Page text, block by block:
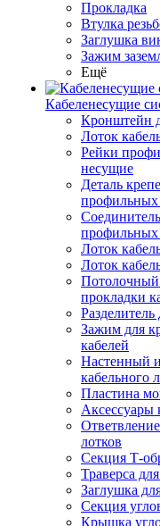
Прокладка
Втулка
Заглушка
Зажим
Ещё
Кабеленесущие
Кронштейн
Лоток
Рейки
несущие
Деталь
профильных
профильных
Лоток
Лоток
прокладки
Разделитель
Зажим для
кабелей
Настенный
кабельного
Пластина
Аксессуары
лотков
Секция Т-
Траверса
Заглушка
Секция
Крышка